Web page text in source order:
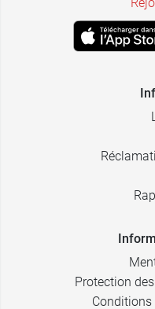
Protection
Conditions